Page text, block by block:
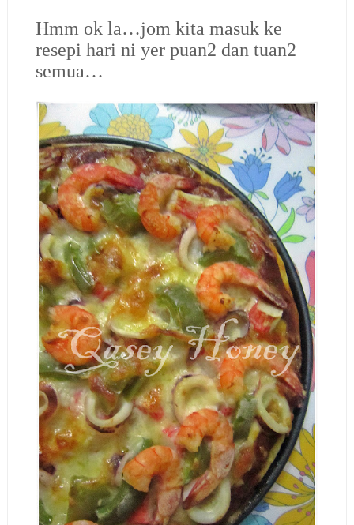
Hmm ok la…jom kita masuk ke
resepi hari ni yer puan2 dan tuan2
semua…